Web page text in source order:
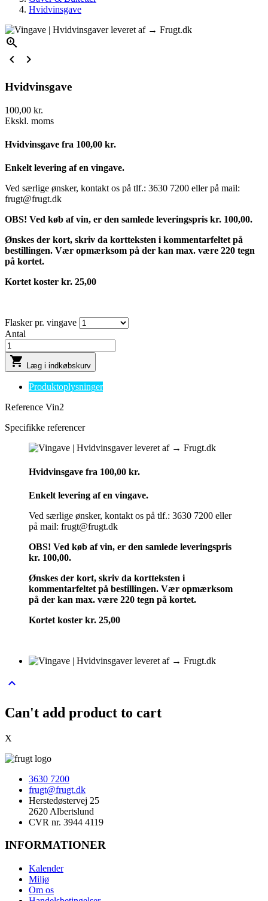
Hvidvinsgave



Hvidvinsgave
100,00 kr.
Ekskl. moms
Hvidvinsgave fra 100,00 kr.
Enkelt levering af en vingave.
Ved særlige ønsker, kontakt os på tlf.: 3630 7200 eller på mail:
frugt@frugt.dk
OBS! Ved køb af vin, er den samlede leveringspris kr. 100,00.
Ønskes der kort, skriv da kortteksten i kommentarfeltet på
bestillingen. Vær opmærksom på der kan max. være 220 tegn
på kortet.
Kortet koster kr. 25,00
Flasker pr. vingave
Antal
 Læg i indkøbskurv
Produktoplysninger
Reference Vin2
Specifikke referencer
Hvidvinsgave fra 100,00 kr.
Enkelt levering af en vingave.
Ved særlige ønsker, kontakt os på tlf.: 3630 7200 eller
på mail: frugt@frugt.dk
OBS! Ved køb af vin, er den samlede leveringspris
kr. 100,00.
Ønskes der kort, skriv da kortteksten i
kommentarfeltet på bestillingen. Vær opmærksom
på der kan max. være 220 tegn på kortet.
Kortet koster kr. 25,00
keyboard_arrow_up
Can't add product to cart
X
3630 7200
frugt@frugt.dk
Herstedøstervej 25
2620 Albertslund
CVR nr. 3944 4119
INFORMATIONER
Kalender
Miljø
Om os